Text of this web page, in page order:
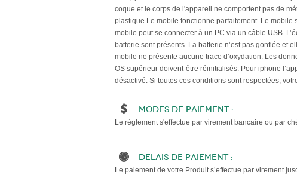
coque et le corps de l'appareil ne comportent pas de
plastique Le mobile fonctionne parfaitement. Le mobile
mobile peut se connecter à un PC via un câble USB.
batterie sont présents. La batterie n’est pas gonflée et
mobile ne présente aucune trace d’oxydation. Les
OS supérieur doivent-être réinitialisés. Pour iphone
désactivé. Si toutes ces conditions sont respectées,
Modes de paiement :
Le règlement s'effectue par virement bancaire ou par
Delais de paiement :
Le paiement de votre Produit s’effectue par virement